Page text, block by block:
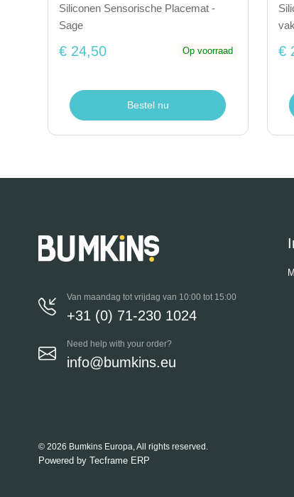
Siliconen Sensorische Placemat -
Sage
€ 24,50 Op voorraad
Bestel nu
€
Van maandag tot vrijdag van 10:00 tot 15:00
+31 (0) 71-230 1024
Need help with your order?
info@bumkins.eu
© 2026 Bumkins Europa, All rights reserved.
Powered by Tecframe ERP